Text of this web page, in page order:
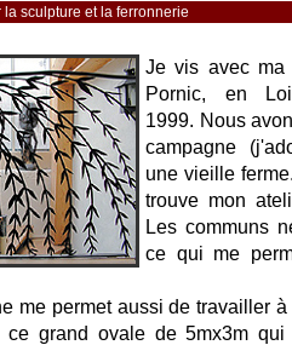
sculpture et la ferronnerie
Je vis avec ma
Pornic, en
1999. Nous
campagne
une vieille
trouve mon
Les communs
ce qui me
me permet aussi de travailler
ce grand ovale de 5mx3m